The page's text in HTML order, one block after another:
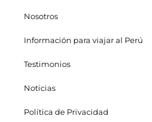
Nosotros
Información para viajar al Perú
Testimonios
Noticias
Política de Privacidad